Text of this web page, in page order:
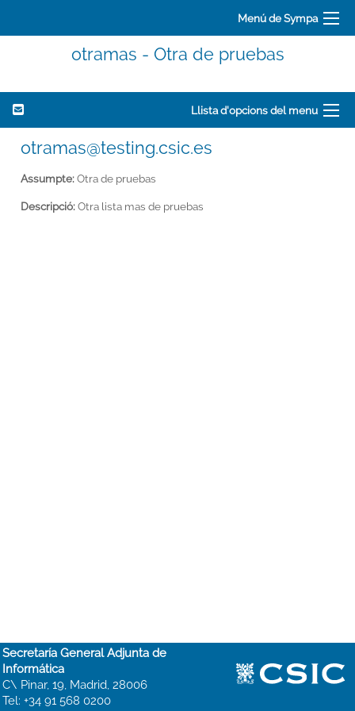
Menú de Sympa
otramas - Otra de pruebas
Llista d'opcions del menu
otramas@testing.csic.es
Assumpte:Otra de pruebas
Descripció:Otra lista mas de pruebas
Secretaría General Adjunta de
Informática
C\ Pinar, 19, Madrid, 28006
Tel: +34 91 568 0200